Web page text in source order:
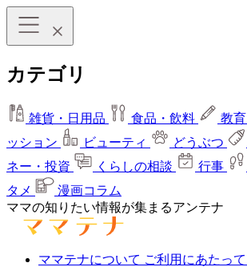
カテゴリ
雑貨・日用品 食品・飲料 教育
ッション
ビューティ どうぶつ
ネー・投資
くらしの相談 行事
タメ
漫画コラム
ママの知りたい情報が集まるアンテナ
ママテナについて ご利用にあたって